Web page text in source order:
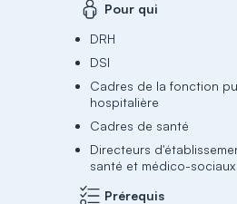
Pour qui
DRH
DSI
Cadres de la fonction
hospitalière
Cadres de santé
Directeurs
santé et médico-
Prérequis